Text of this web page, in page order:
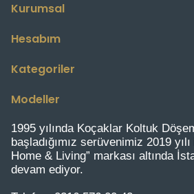
Kurumsal
Hesabım
Kategoriler
Modeller
1995 yılında Koçaklar Koltuk
başladığımız serüvenimiz 2019
Home & Living” markası altında
devam ediyor.